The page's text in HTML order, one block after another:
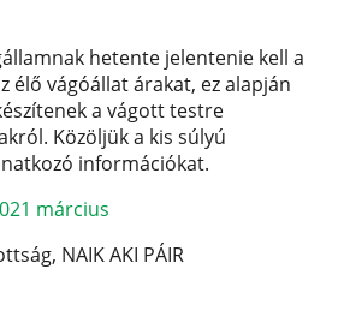
hetente jelentenie kell a
élő vágóállat árakat, ez alapján
a vágott testre
Közöljük a kis súlyú
információkat.
március
NAIK AKI PÁIR